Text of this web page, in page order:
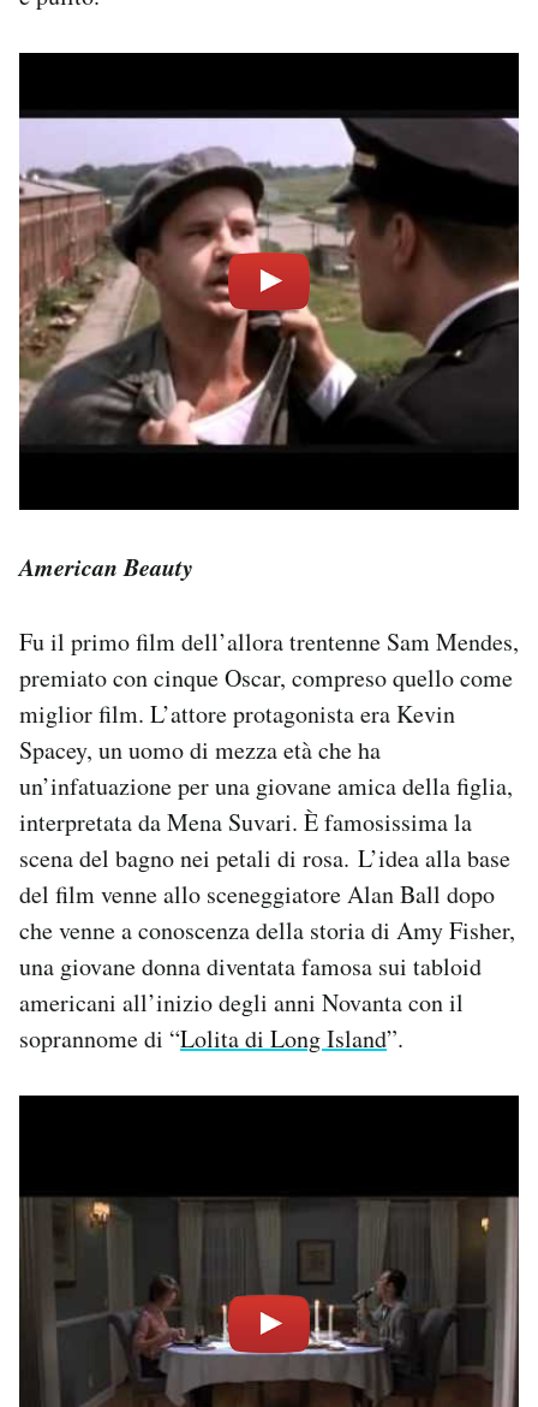
American Beauty
Fu il primo film dell’allora trentenne Sam Mendes,
premiato con cinque Oscar, compreso quello come
miglior film. L’attore protagonista era Kevin
Spacey, un uomo di mezza età che ha
un’infatuazione per una giovane amica della figlia,
interpretata da Mena Suvari. È famosissima la
scena del bagno nei petali di rosa. L’idea alla base
del film venne allo sceneggiatore Alan Ball dopo
che venne a conoscenza della storia di Amy Fisher,
una giovane donna diventata famosa sui tabloid
americani all’inizio degli anni Novanta con il
soprannome di “Lolita di Long Island”.